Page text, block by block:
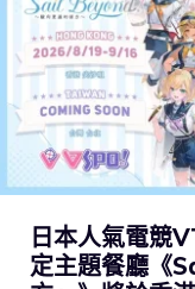
日本人氣電競
定主題餐廳《